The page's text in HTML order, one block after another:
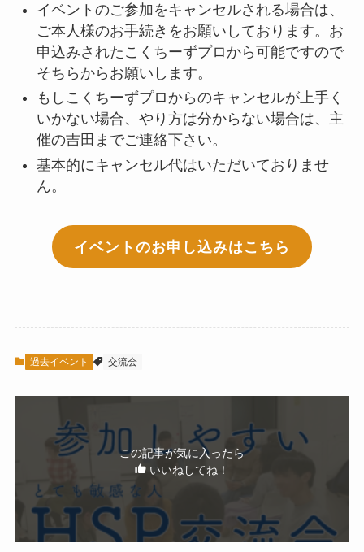
イベントのご参加をキャンセルされる場合は、
ご本人様のお手続きをお願いしております。お
申込みされたこくちーずプロから可能ですので
そちらからお願いします。
もしこくちーずプロからのキャンセルが上手く
いかない場合、やり方は分からない場合は、主
催の吉田までご連絡下さい。
基本的にキャンセル代はいただいておりませ
ん。
イベントのお申し込みはこちら
過去イベント 交流会
この記事が気に入ったら
いいねしてね！